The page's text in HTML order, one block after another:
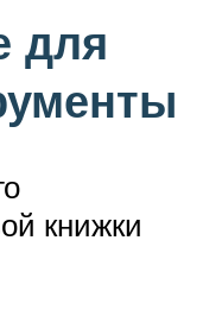
для
книжки